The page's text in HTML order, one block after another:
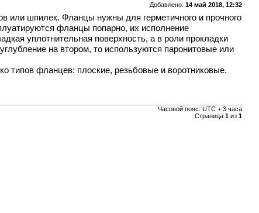
Добавлено: 14 май 2018, 12:32
или шпилек. Фланцы нужны для герметичного и прочного
фланцы попарно, их исполнение
уплотнительная поверхность, а в роли прокладки
на втором, то используются паронитовые или
типов фланцев: плоские, резьбовые и воротниковые.
Часовой пояс: UTC + 3 часа
Страница 1из 1